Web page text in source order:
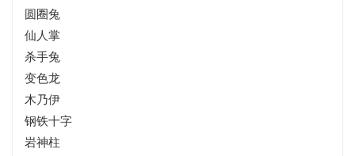
圆圈兔
仙人掌
杀手兔
变色龙
木乃伊
钢铁十字
岩神柱